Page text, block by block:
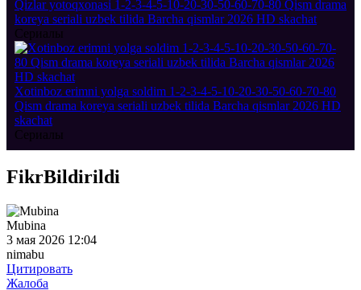
Qizlar yotoqxonasi 1-2-3-4-5-10-20-30-50-60-70-80 Qism drama
koreya seriali uzbek tilida Barcha qismlar 2026 HD skachat
Сериалы
Xotinboz erimni yolga soldim 1-2-3-4-5-10-20-30-50-60-70-80
Qism drama koreya seriali uzbek tilida Barcha qismlar 2026 HD
skachat
Сериалы
FikrBildirildi
Mubina
3 мая 2026 12:04
nimabu
Цитировать
Жалоба